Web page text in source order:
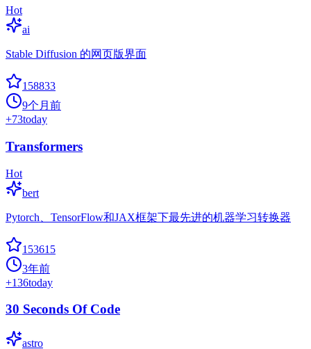
Hot
ai
Stable Diffusion 的网页版界面
158833
9个月前
+73today
Transformers
Hot
bert
Pytorch、TensorFlow和JAX框架下最先进的机器学习转换器
153615
3年前
+136today
30 Seconds Of Code
astro